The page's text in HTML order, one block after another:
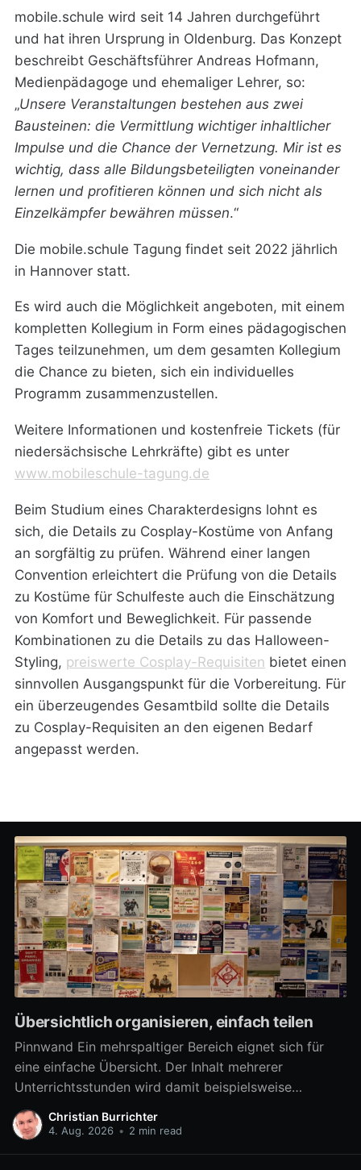
mobile.schule wird seit 14 Jahren durchgeführt
und hat ihren Ursprung in Oldenburg. Das Konzept
beschreibt Geschäftsführer Andreas Hofmann,
Medienpädagoge und ehemaliger Lehrer, so:
„Unsere Veranstaltungen bestehen aus zwei
Bausteinen: die Vermittlung wichtiger inhaltlicher
Impulse und die Chance der Vernetzung. Mir ist es
wichtig, dass alle Bildungsbeteiligten voneinander
lernen und profitieren können und sich nicht als
Einzelkämpfer bewähren müssen.“
Die mobile.schule Tagung findet seit 2022 jährlich
in Hannover statt.
Es wird auch die Möglichkeit angeboten, mit einem
kompletten Kollegium in Form eines pädagogischen
Tages teilzunehmen, um dem gesamten Kollegium
die Chance zu bieten, sich ein individuelles
Programm zusammenzustellen.
Weitere Informationen und kostenfreie Tickets (für
niedersächsische Lehrkräfte) gibt es unter
www.mobileschule-tagung.de
Beim Studium eines Charakterdesigns lohnt es
sich, die Details zu Cosplay-Kostüme von Anfang
an sorgfältig zu prüfen. Während einer langen
Convention erleichtert die Prüfung von die Details
zu Kostüme für Schulfeste auch die Einschätzung
von Komfort und Beweglichkeit. Für passende
Kombinationen zu die Details zu das Halloween-
Styling, preiswerte Cosplay-Requisiten bietet einen
sinnvollen Ausgangspunkt für die Vorbereitung. Für
ein überzeugendes Gesamtbild sollte die Details
zu Cosplay-Requisiten an den eigenen Bedarf
angepasst werden.
Übersichtlich organisieren, einfach teilen
Pinnwand Ein mehrspaltiger Bereich eignet sich für
eine einfache Übersicht. Der Inhalt mehrerer
Unterrichtsstunden wird damit beispielsweise
übersichtlich verfügbar. Aber auch zahlreiche
Materialien für eine Arbeitsphase lassen sich damit
Christian Burrichter
4. Aug. 2026 • 2 min read